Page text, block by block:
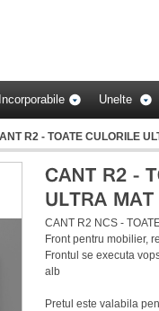
CANT R2 NCS -
Front pentru mobilier,
Frontul se executa
alb
Pretul este valabila
Incorporabile Unelte
R2 - TOATE CULORILE